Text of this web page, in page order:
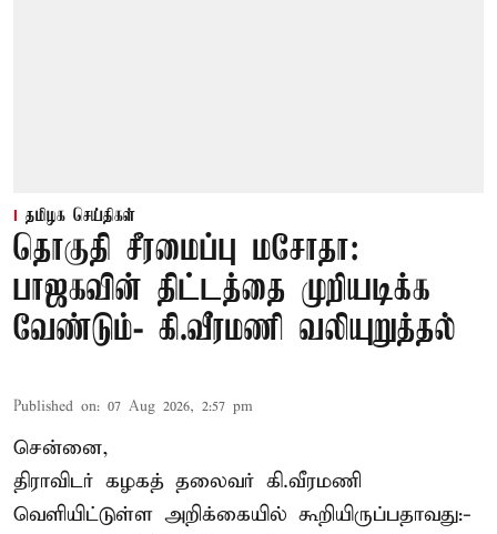
தமிழக செய்திகள்
தொகுதி சீரமைப்பு மசோதா:
பாஜகவின் திட்டத்தை முறியடிக்க
வேண்டும்- கி.வீரமணி வலியுறுத்தல்
Published on: 07 Aug 2026, 2:57 pm
சென்னை,
திராவிடர் கழகத் தலைவர் கி.வீரமணி
வெளியிட்டுள்ள அறிக்கையில் கூறியிருப்பதாவது:-